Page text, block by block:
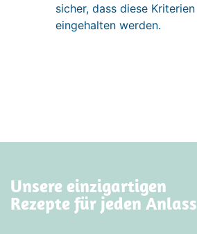
sicher, dass diese Kriterien
eingehalten werden.
Unsere einzigartigen
Rezepte für jeden Anlass